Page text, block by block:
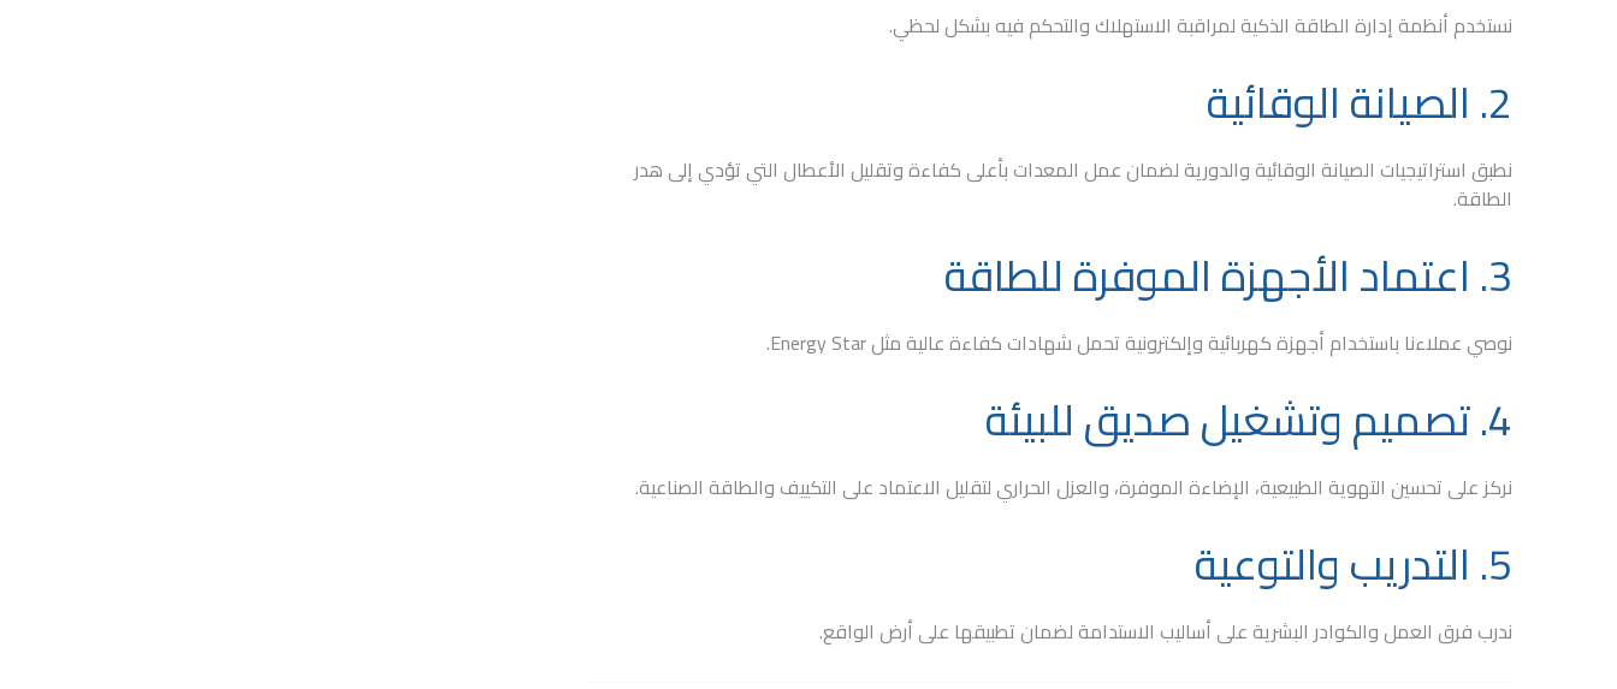
نستخدم أنظمة إدارة الطاقة الذكية لمراقبة الاستهلاك والتحكم فيه بشكل لحظي.
2. الصيانة الوقائية
نطبق استراتيجيات الصيانة الوقائية والدورية لضمان عمل المعدات بأعلى كفاءة وتقليل الأعطال التي تؤدي إلى هدر
الطاقة.
3. اعتماد الأجهزة الموفرة للطاقة
نوصي عملاءنا باستخدام أجهزة كهربائية وإلكترونية تحمل شهادات كفاءة عالية مثلEnergy Star
.
4. تصميم وتشغيل صديق للبيئة
نركز على تحسين التهوية الطبيعية، الإضاءة الموفرة، والعزل الحراري لتقليل الاعتماد على التكييف والطاقة الصناعية.
5. التدريب والتوعية
ندرب فرق العمل والكوادر البشرية على أساليب الاستدامة لضمان تطبيقها على أرض الواقع.